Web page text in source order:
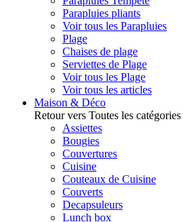
Parapluies pliants
Voir tous les Parapluies
Plage
Chaises de plage
Serviettes de Plage
Voir tous les Plage
Voir tous les articles
Maison & Déco
Retour vers Toutes les catégories
Assiettes
Bougies
Couvertures
Cuisine
Couteaux de Cuisine
Couverts
Decapsuleurs
Lunch box